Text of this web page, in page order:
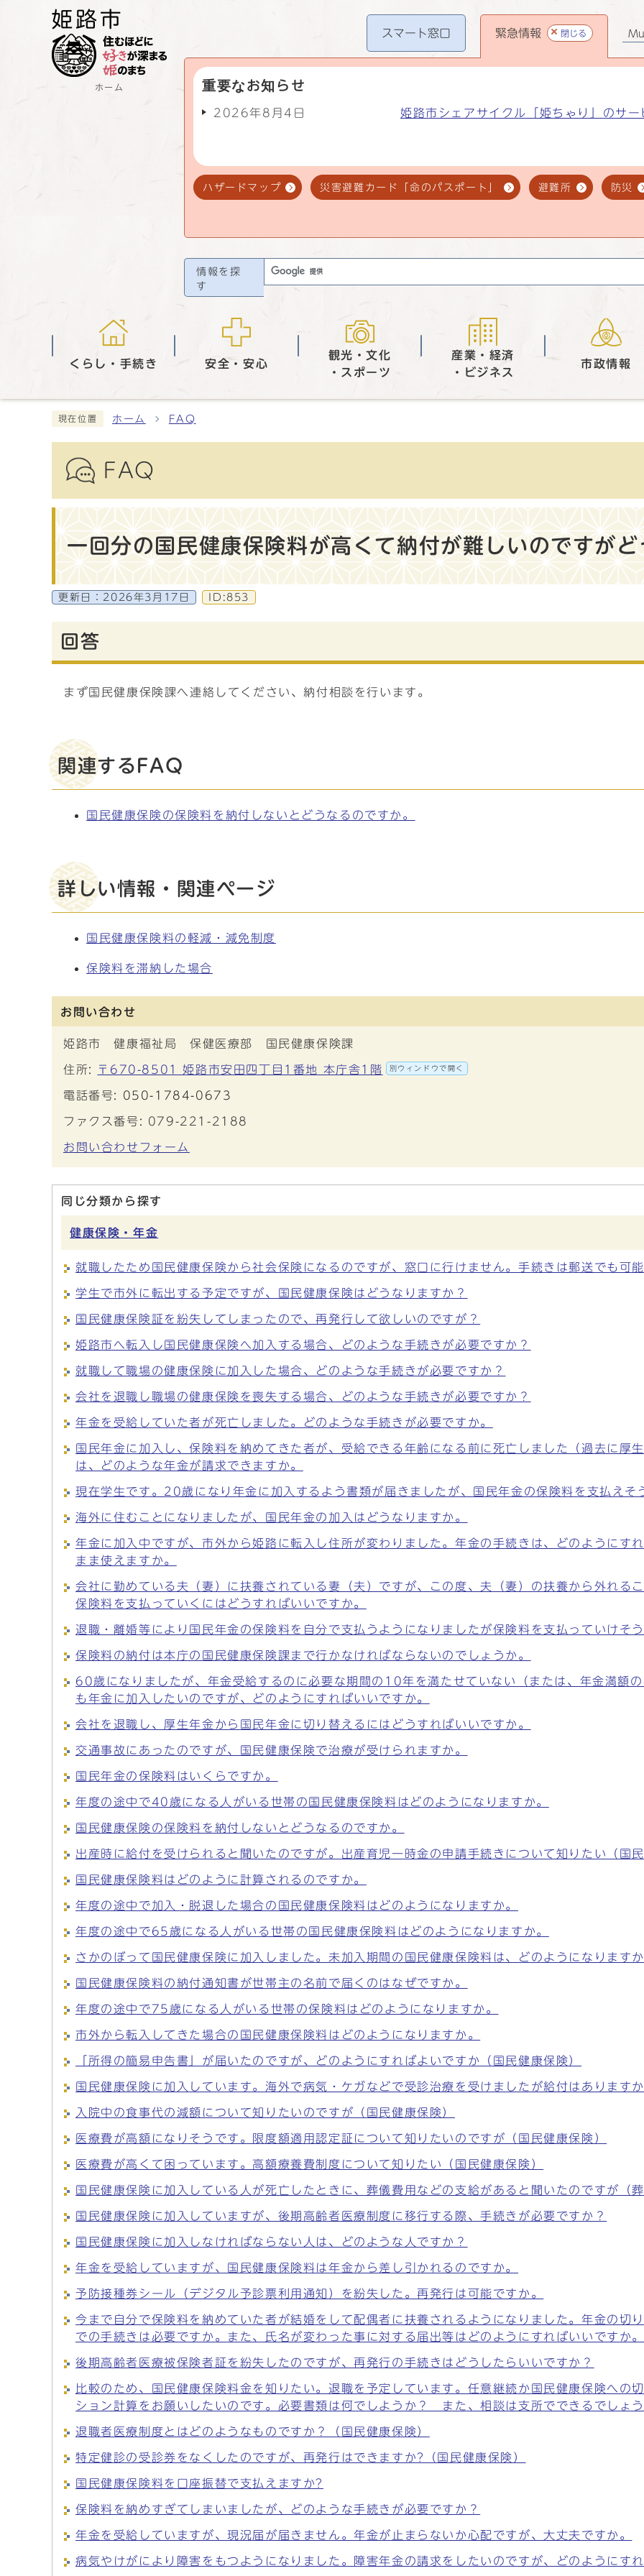
ホーム
スマート窓口 緊急情報 閉じる
重要なお知らせ
2026年8月4日 姫路市シェアサイクル「姫ちゃり」のサ
ハザードマップ 災害避難カード「命のパスポート」 避難所 防災
情報を探
す
くらし・手続き 安全・安心
観光・文化
・スポーツ
産業・経済
・ビジネス
市政情報
現在位置 ホーム FAQ
FAQ
一回分の国民健康保険料が高くて納付が難しいのですが
更新日： 2026年3月17日 ID:853
回答
まず国民健康保険課へ連絡してください、納付相談を行います。
関連するFAQ
国民健康保険の保険料を納付しないとどうなるのですか。
詳しい情報・関連ページ
国民健康保険料の軽減・減免制度
保険料を滞納した場合
お問い合わせ
姫路市 健康福祉局 保健医療部 国民健康保険課
住所: 〒670-8501 姫路市安田四丁目1番地 本庁舎1階 別ウィンドウで開く
電話番号: 050-1784-0673
ファクス番号: 079-221-2188
お問い合わせフォーム
同じ分類から探す
健康保険・年金
就職したため国民健康保険から社会保険になるのですが、窓口に行けません。手続きは郵送でも可
学生で市外に転出する予定ですが、国民健康保険はどうなりますか？
国民健康保険証を紛失してしまったので、再発行して欲しいのですが？
姫路市へ転入し国民健康保険へ加入する場合、どのような手続きが必要ですか？
就職して職場の健康保険に加入した場合、どのような手続きが必要ですか？
会社を退職し職場の健康保険を喪失する場合、どのような手続きが必要ですか？
年金を受給していた者が死亡しました。どのような手続きが必要ですか。
国民年金に加入し、保険料を納めてきた者が、受給できる年齢になる前に死亡しました（過去に厚
は、どのような年金が請求できますか。
現在学生です。20歳になり年金に加入するよう書類が届きましたが、国民年金の保険料を支払えそ
海外に住むことになりましたが、国民年金の加入はどうなりますか。
年金に加入中ですが、市外から姫路に転入し住所が変わりました。年金の手続きは、どのようにす
まま使えますか。
会社に勤めている夫（妻）に扶養されている妻（夫）ですが、この度、夫（妻）の扶養から外れる
保険料を支払っていくにはどうすればいいですか。
退職・離婚等により国民年金の保険料を自分で支払うようになりましたが保険料を支払っていけそ
保険料の納付は本庁の国民健康保険課まで行かなければならないのでしょうか。
60歳になりましたが、年金受給するのに必要な期間の10年を満たせていない（または、年金満額
も年金に加入したいのですが、どのようにすればいいですか。
会社を退職し、厚生年金から国民年金に切り替えるにはどうすればいいですか。
交通事故にあったのですが、国民健康保険で治療が受けられますか。
国民年金の保険料はいくらですか。
年度の途中で40歳になる人がいる世帯の国民健康保険料はどのようになりますか。
国民健康保険の保険料を納付しないとどうなるのですか。
出産時に給付を受けられると聞いたのですが。出産育児一時金の申請手続きについて知りたい（国民
国民健康保険料はどのように計算されるのですか。
年度の途中で加入・脱退した場合の国民健康保険料はどのようになりますか。
年度の途中で65歳になる人がいる世帯の国民健康保険料はどのようになりますか。
さかのぼって国民健康保険に加入しました。未加入期間の国民健康保険料は、どのようになりますか
国民健康保険料の納付通知書が世帯主の名前で届くのはなぜですか。
年度の途中で75歳になる人がいる世帯の保険料はどのようになりますか。
市外から転入してきた場合の国民健康保険料はどのようになりますか。
「所得の簡易申告書」が届いたのですが、どのようにすればよいですか（国民健康保険）
国民健康保険に加入しています。海外で病気・ケガなどで受診治療を受けましたが給付はあります
入院中の食事代の減額について知りたいのですが（国民健康保険）
医療費が高額になりそうです。限度額適用認定証について知りたいのですが（国民健康保険）
医療費が高くて困っています。高額療養費制度について知りたい（国民健康保険）
国民健康保険に加入している人が死亡したときに、葬儀費用などの支給があると聞いたのですが（
国民健康保険に加入していますが、後期高齢者医療制度に移行する際、手続きが必要ですか？
国民健康保険に加入しなければならない人は、どのような人ですか？
年金を受給していますが、国民健康保険料は年金から差し引かれるのですか。
予防接種券シール（デジタル予診票利用通知）を紛失した。再発行は可能ですか。
今まで自分で保険料を納めていた者が結婚をして配偶者に扶養されるようになりました。年金の切
での手続きは必要ですか。また、氏名が変わった事に対する届出等はどのようにすればいいですか。
後期高齢者医療被保険者証を紛失したのですが、再発行の手続きはどうしたらいいですか？
比較のため、国民健康保険料金を知りたい。退職を予定しています。任意継続か国民健康保険への
ション計算をお願いしたいのです。必要書類は何でしようか？ また、相談は支所でできるでしょう
退職者医療制度とはどのようなものですか？（国民健康保険）
特定健診の受診券をなくしたのですが、再発行はできますか?（国民健康保険）
国民健康保険料を口座振替で支払えますか?
保険料を納めすぎてしまいましたが、どのような手続きが必要ですか？
年金を受給していますが、現況届が届きません。年金が止まらないか心配ですが、大丈夫ですか。
病気やけがにより障害をもつようになりました。障害年金の請求をしたいのですが、どのようにすれ